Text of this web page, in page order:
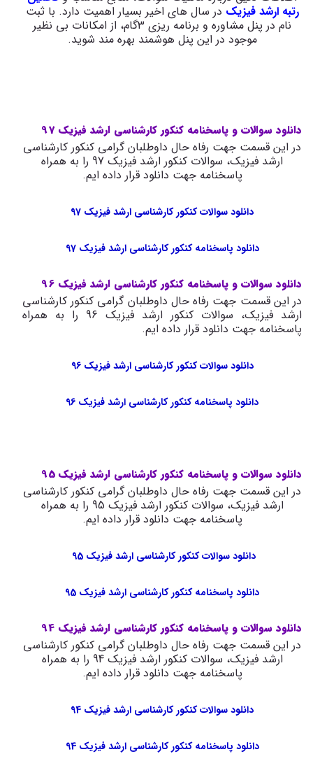
رتبه ارشد فیزیک در سال های اخیر بسیار اهمیت دارد. با ثبت
نام در پنل مشاوره و برنامه ریزی 3گام، از امکانات بی نظیر
موجود در این پنل هوشمند بهره مند شوید.
دانلود سوالات و پاسخنامه کنکور کارشناسی ارشد فیزیک 97
در این قسمت جهت رفاه حال داوطلبان گرامی کنکور کارشناسی
ارشد فیزیک، سوالات کنکور ارشد فیزیک 97 را به همراه
پاسخنامه جهت دانلود قرار داده ایم.
دانلود سوالات کنکور کارشناسی ارشد فیزیک 97
دانلود پاسخنامه کنکور کارشناسی ارشد فیزیک 97
دانلود سوالات و پاسخنامه کنکور کارشناسی ارشد فیزیک 96
در این قسمت جهت رفاه حال داوطلبان گرامی کنکور کارشناسی
ارشد فیزیک، سوالات کنکور ارشد فیزیک 96 را به همراه
پاسخنامه جهت دانلود قرار داده ایم.
دانلود سوالات کنکور کارشناسی ارشد فیزیک 96
دانلود پاسخنامه کنکور کارشناسی ارشد فیزیک 96
دانلود سوالات و پاسخنامه کنکور کارشناسی ارشد فیزیک 95
در این قسمت جهت رفاه حال داوطلبان گرامی کنکور کارشناسی
ارشد فیزیک، سوالات کنکور ارشد فیزیک 95 را به همراه
پاسخنامه جهت دانلود قرار داده ایم.
دانلود سوالات کنکور کارشناسی ارشد فیزیک 95
دانلود پاسخنامه کنکور کارشناسی ارشد فیزیک 95
دانلود سوالات و پاسخنامه کنکور کارشناسی ارشد فیزیک 94
در این قسمت جهت رفاه حال داوطلبان گرامی کنکور کارشناسی
ارشد فیزیک، سوالات کنکور ارشد فیزیک 94 را به همراه
پاسخنامه جهت دانلود قرار داده ایم.
دانلود سوالات کنکور کارشناسی ارشد فیزیک 94
دانلود پاسخنامه کنکور کارشناسی ارشد فیزیک 94